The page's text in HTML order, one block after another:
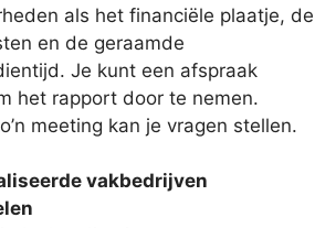
als het financiële plaatje, de
en de geraamde
Je kunt een afspraak
het rapport door te nemen.
meeting kan je vragen stellen.
vakbedrijven